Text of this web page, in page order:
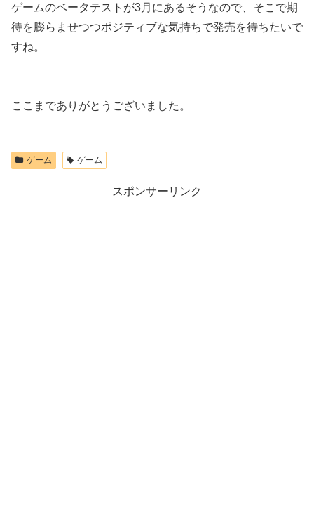
ゲームのベータテストが3月にあるそうなので、そこで期
待を膨らませつつポジティブな気持ちで発売を待ちたいで
すね。
ここまでありがとうございました。
ゲーム ゲーム
スポンサーリンク